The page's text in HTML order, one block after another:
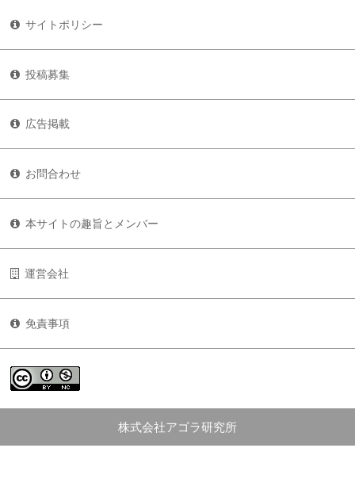
サイトポリシー
投稿募集
広告掲載
お問合わせ
本サイトの趣旨とメンバー
運営会社
免責事項
株式会社アゴラ研究所